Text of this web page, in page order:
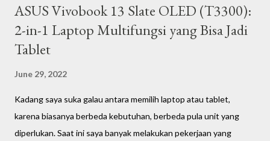
ASUS Vivobook 13 Slate OLED (T3300):
2-in-1 Laptop Multifungsi yang Bisa Jadi
Tablet
June 29, 2022
Kadang saya suka galau antara memilih laptop atau tablet,
karena biasanya berbeda kebutuhan, berbeda pula unit yang
diperlukan. Saat ini saya banyak melakukan pekerjaan yang